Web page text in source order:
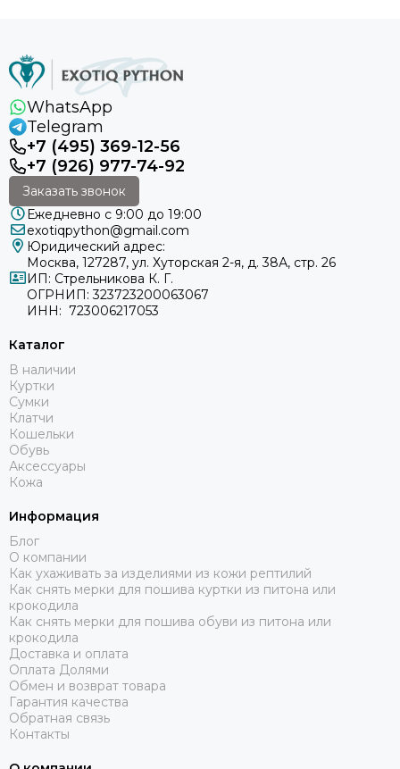
WhatsApp
Telegram
+7 (495) 369-12-56
+7 (926) 977-74-92
Заказать звонок
Ежедневно с 9:00 до 19:00
exotiqpython@gmail.com
Юридический адрес:
Москва, 127287, ул. Хуторская 2-я, д. 38А, стр. 26
ИП: Стрельникова К. Г.
ОГРНИП: 323723200063067
ИНН: 723006217053
Каталог
В наличии
Куртки
Сумки
Клатчи
Кошельки
Обувь
Аксессуары
Кожа
Информация
Блог
О компании
Как ухаживать за изделиями из кожи рептилий
Как снять мерки для пошива куртки из питона или
крокодила
Как снять мерки для пошива обуви из питона или
крокодила
Доставка и оплата
Оплата Долями
Обмен и возврат товара
Гарантия качества
Обратная связь
Контакты